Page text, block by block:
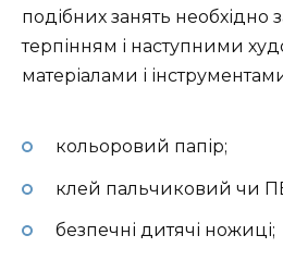
подібних занять необхідно
терпінням і наступними
матеріалами і
кольоровий папір;
клей пальчиковий чи
безпечні дитячі ножиці;